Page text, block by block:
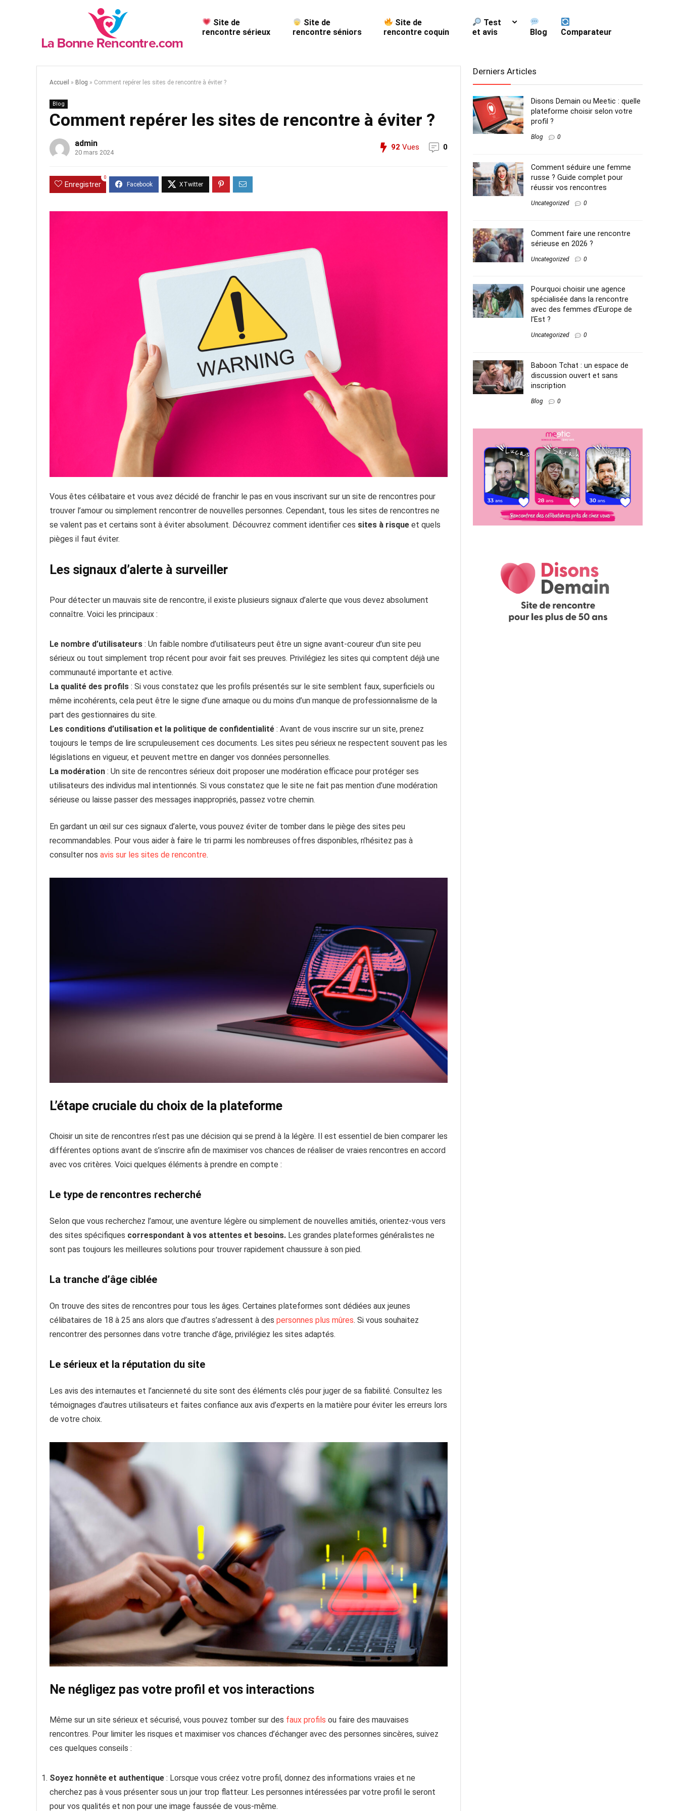
Site de
rencontre sérieux
Site de
rencontre séniors
Site de
rencontre coquin
Test
et avis
Blog Comparateur
Accueil » Blog » Comment repérer les sites de rencontre à éviter ?
Blog
Comment repérer les sites de rencontre à éviter ?
admin
20 mars 2024
92 Vues 0
Enregistrer
0
Vous êtes célibataire et vous avez décidé de franchir le pas en vous inscrivant sur un site de rencontres pour
trouver l’amour ou simplement rencontrer de nouvelles personnes. Cependant, tous les sites de rencontres ne
se valent pas et certains sont à éviter absolument. Découvrez comment identifier ces sites à risque et quels
pièges il faut éviter.
Les signaux d’alerte à surveiller
Pour détecter un mauvais site de rencontre, il existe plusieurs signaux d’alerte que vous devez absolument
connaître. Voici les principaux :
Le nombre d’utilisateurs : Un faible nombre d’utilisateurs peut être un signe avant-coureur d’un site peu
sérieux ou tout simplement trop récent pour avoir fait ses preuves. Privilégiez les sites qui comptent déjà une
communauté importante et active.
La qualité des profils : Si vous constatez que les profils présentés sur le site semblent faux, superficiels ou
même incohérents, cela peut être le signe d’une arnaque ou du moins d’un manque de professionnalisme de la
part des gestionnaires du site.
Les conditions d’utilisation et la politique de confidentialité : Avant de vous inscrire sur un site, prenez
toujours le temps de lire scrupuleusement ces documents. Les sites peu sérieux ne respectent souvent pas les
législations en vigueur, et peuvent mettre en danger vos données personnelles.
La modération : Un site de rencontres sérieux doit proposer une modération efficace pour protéger ses
utilisateurs des individus mal intentionnés. Si vous constatez que le site ne fait pas mention d’une modération
sérieuse ou laisse passer des messages inappropriés, passez votre chemin.
En gardant un œil sur ces signaux d’alerte, vous pouvez éviter de tomber dans le piège des sites peu
recommandables. Pour vous aider à faire le tri parmi les nombreuses offres disponibles, n’hésitez pas à
consulter nos avis sur les sites de rencontre.
L’étape cruciale du choix de la plateforme
Choisir un site de rencontres n’est pas une décision qui se prend à la légère. Il est essentiel de bien comparer les
différentes options avant de s’inscrire afin de maximiser vos chances de réaliser de vraies rencontres en accord
avec vos critères. Voici quelques éléments à prendre en compte :
Le type de rencontres recherché
Selon que vous recherchez l’amour, une aventure légère ou simplement de nouvelles amitiés, orientez-vous vers
des sites spécifiques correspondant à vos attentes et besoins. Les grandes plateformes généralistes ne
sont pas toujours les meilleures solutions pour trouver rapidement chaussure à son pied.
La tranche d’âge ciblée
On trouve des sites de rencontres pour tous les âges. Certaines plateformes sont dédiées aux jeunes
célibataires de 18 à 25 ans alors que d’autres s’adressent à des personnes plus mûres. Si vous souhaitez
rencontrer des personnes dans votre tranche d’âge, privilégiez les sites adaptés.
Le sérieux et la réputation du site
Les avis des internautes et l’ancienneté du site sont des éléments clés pour juger de sa fiabilité. Consultez les
témoignages d’autres utilisateurs et faites confiance aux avis d’experts en la matière pour éviter les erreurs lors
de votre choix.
Ne négligez pas votre profil et vos interactions
Même sur un site sérieux et sécurisé, vous pouvez tomber sur des faux profils ou faire des mauvaises
rencontres. Pour limiter les risques et maximiser vos chances d’échanger avec des personnes sincères, suivez
ces quelques conseils :
Soyez honnête et authentique : Lorsque vous créez votre profil, donnez des informations vraies et ne
cherchez pas à vous présenter sous un jour trop flatteur. Les personnes intéressées par votre profil le seront
pour vos qualités et non pour une image faussée de vous-même.
Derniers Articles
Disons Demain ou Meetic : quelle
plateforme choisir selon votre
profil ?
Blog 0
Comment séduire une femme
russe ? Guide complet pour
réussir vos rencontres
Uncategorized 0
Comment faire une rencontre
sérieuse en 2026 ?
Uncategorized 0
Pourquoi choisir une agence
spécialisée dans la rencontre
avec des femmes d’Europe de
l’Est ?
Uncategorized 0
Baboon Tchat : un espace de
discussion ouvert et sans
inscription
Blog 0